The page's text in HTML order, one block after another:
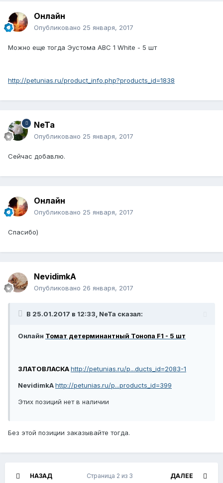
Онлайн
Опубликовано 25 января, 2017
Можно еще тогда Эустома ABC 1 White - 5 шт
http://petunias.ru/product_info.php?products_id=1838
NeTa
Опубликовано 25 января, 2017
Сейчас добавлю.
Онлайн
Опубликовано 25 января, 2017
Спасибо)
NevidimkA
Опубликовано 26 января, 2017
В 25.01.2017 в 12:33, NeTa сказал:
Онлайн Томат детерминантный Тонопа F1 - 5 шт
ЗЛАТОВЛАСКАhttp://petunias.ru/p...ducts_id=2083-1
NevidimkAhttp://petunias.ru/p...products_id=399
Этих позиций нет в наличии
Без этой позиции заказывайте тогда.
НАЗАД ДАЛЕЕ
Страница 2 из 3